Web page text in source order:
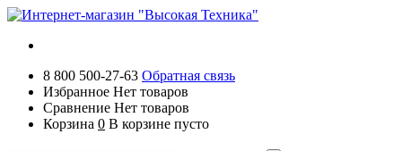
8 800 500-27-63 Обратная связь
Избранное Нет товаров
Сравнение Нет товаров
Корзина 0 В корзине пусто